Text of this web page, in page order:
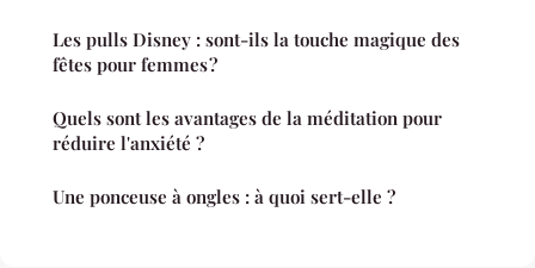
Les pulls Disney : sont-ils la touche magique des
fêtes pour femmes ?
Quels sont les avantages de la méditation pour
réduire l'anxiété ?
Une ponceuse à ongles : à quoi sert-elle ?